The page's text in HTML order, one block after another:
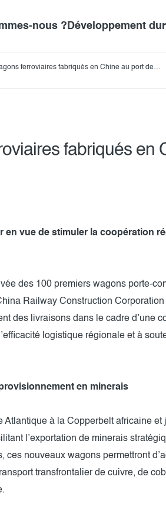
nous ? Développement
ferroviaires fabriqués en Chine au port de
fabriqués en
vue de stimuler la coopération
des 100 premiers wagons porte-
Railway Construction
des livraisons dans le cadre d’une
logistique régionale et à
en minerais
Atlantique à la Copperbelt africaine et
l’exportation de minerais
nouveaux wagons permettront
transfrontalier de cuivre, de